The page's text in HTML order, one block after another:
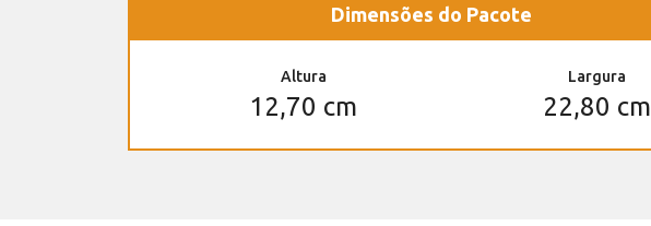
Dimensões do Pacote
Altura
12,70 cm
Largura
22,80 cm